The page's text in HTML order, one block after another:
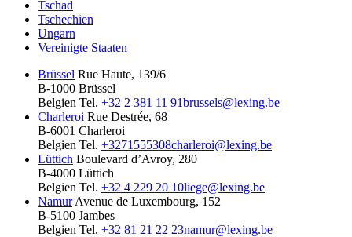
Tschad
Tschechien
Ungarn
Vereinigte Staaten
Brüssel Rue Haute, 139/6
B-1000 Brüssel
Belgien Tel. +32 2 381 11 91brussels@lexing.be
Charleroi Rue Destrée, 68
B-6001 Charleroi
Belgien Tel. +3271555308charleroi@lexing.be
Lüttich Boulevard d’Avroy, 280
B-4000 Lüttich
Belgien Tel. +32 4 229 20 10liege@lexing.be
Namur Avenue de Luxembourg, 152
B-5100 Jambes
Belgien Tel. +32 81 21 22 23namur@lexing.be